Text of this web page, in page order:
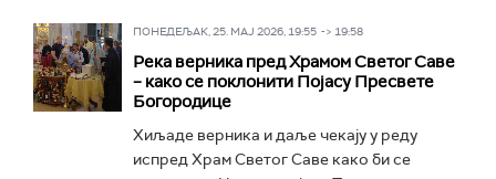
ПОНЕДЕЉАК, 25. МАЈ 2026, 19:55 -> 19:58
Река верника пред Храмом Светог Саве
– како се поклонити Појасу Пресвете
Богородице
Хиљаде верника и даље чекају у реду
испред Храм Светог Саве како би се